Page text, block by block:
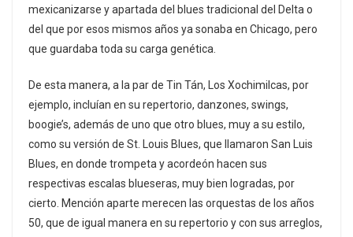
mexicanizarse y apartada del blues tradicional del Delta o
del que por esos mismos años ya sonaba en Chicago, pero
que guardaba toda su carga genética.
De esta manera, a la par de Tin Tán, Los Xochimilcas, por
ejemplo, incluían en su repertorio, danzones, swings,
boogie’s, además de uno que otro blues, muy a su estilo,
como su versión de St. Louis Blues, que llamaron San Luis
Blues, en donde trompeta y acordeón hacen sus
respectivas escalas blueseras, muy bien logradas, por
cierto. Mención aparte merecen las orquestas de los años
50, que de igual manera en su repertorio y con sus arreglos,